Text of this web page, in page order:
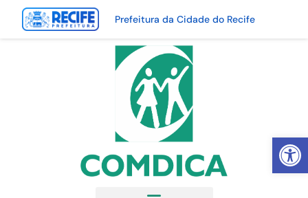
Abrir
Prefeitura da Cidade do Recife